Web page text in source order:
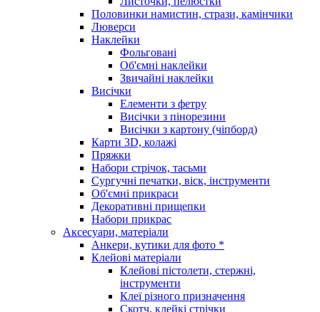
Половинки намистин, стрази, камінчики
Люверси
Наклейки
Фольговані
Об'ємні наклейки
Звичайні наклейки
Висічки
Елементи з фетру
Висічки з пінорезини
Висічки з картону (чіпборд)
Карти 3D, колажі
Пряжки
Набори стрічок, тасьми
Сургучні печатки, віск, інструменти
Об'ємні прикраси
Декоративні прищепки
Набори прикрас
Аксесуари, матеріали
Анкери, кутики для фото *
Клейові матеріали
Клейові пістолети, стержні,
інструменти
Клеї різного призначення
Скотч, клейкі стрічки